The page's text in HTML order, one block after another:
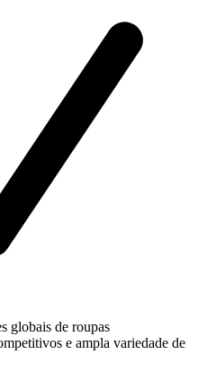
globais de roupas
e ampla variedade de